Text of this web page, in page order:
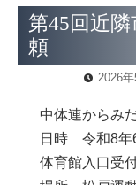
第45回近隣
頼
2026年
中体連からみ
日時 令和8
体育館入口受